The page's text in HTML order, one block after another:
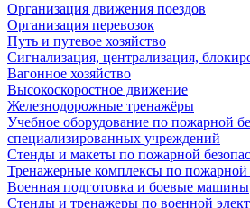
Организация движения поездов
Организация перевозок
Путь и путевое хозяйство
Сигнализация, централизация,
Вагонное хозяйство
Высокоскоростное движение
Железнодорожные тренажёры
Учебное оборудование по пожарной
специализированных учреждений
Стенды и макеты по пожарной
Тренажерные комплексы по пожарной
Военная подготовка и боевые машины
Стенды и тренажеры по военной